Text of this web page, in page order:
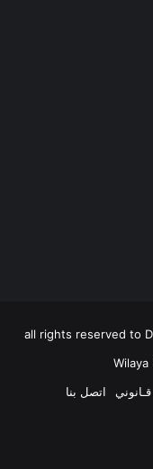
all rights reserved to
اتصل بنا